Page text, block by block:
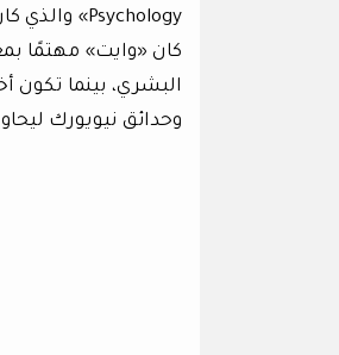
Psychology» والذي كان رائده هو المخطط الأمريكي «وليام و. وايت»، الذي يلقب أحيانًا بأبو علم النفس الحضري.
كان «وايت» مهتمًا
البشري، بينما
وحدائق نيويورك